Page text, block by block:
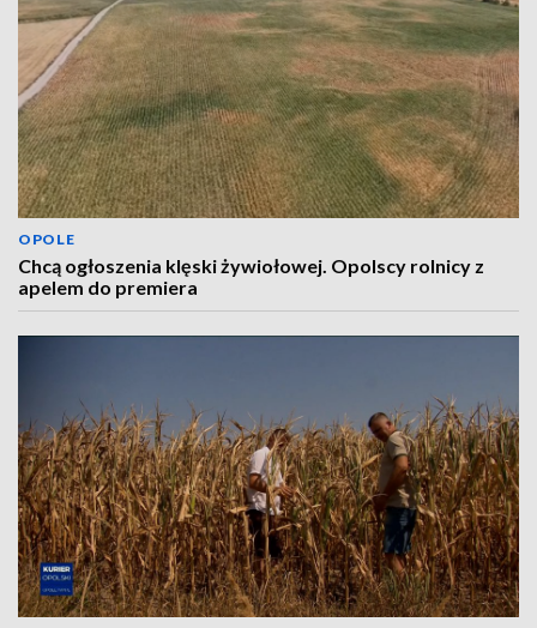
OPOLE
Chcą ogłoszenia klęski żywiołowej. Opolscy rolnicy z
apelem do premiera